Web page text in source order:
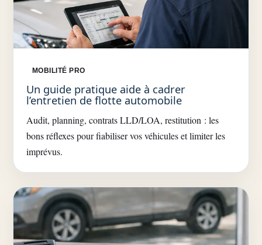
MOBILITÉ PRO
Un guide pratique aide à cadrer
l’entretien de flotte automobile
Audit, planning, contrats LLD/LOA, restitution : les
bons réflexes pour fiabiliser vos véhicules et limiter les
imprévus.